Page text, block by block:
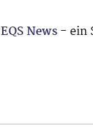
EQS News- ein